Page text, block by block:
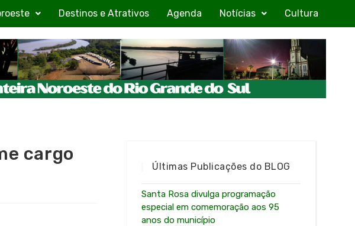
Destinos e Atrativos Agenda Notícias Cultura
cargo
Últimas Publicações do BLOG
Santa Rosa divulga programação
especial em comemoração aos 95
anos do município